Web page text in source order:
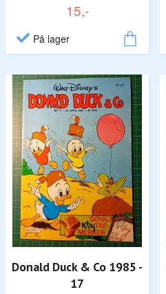
15,-
På lager
Donald Duck & Co 1985 -
17